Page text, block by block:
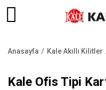
yolu
Anasayfa Kale Akıllı Kilitler
Kale Ofis Tipi